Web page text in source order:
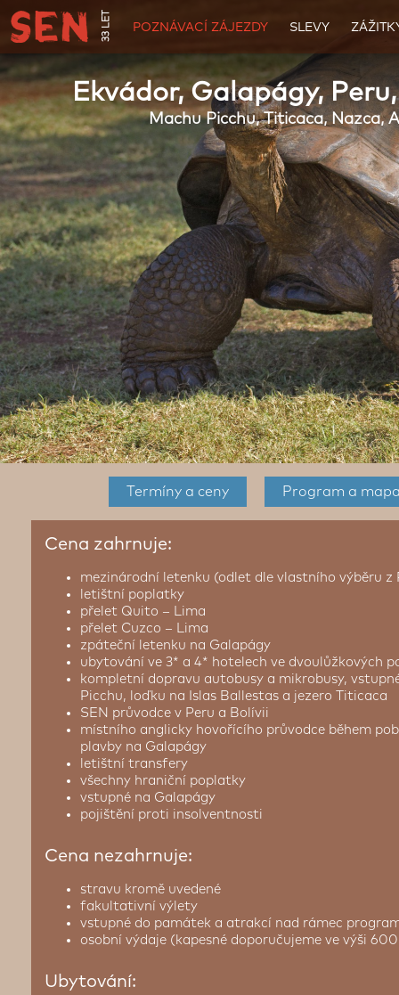
33 LET POZNÁVACÍ ZÁJEZDY SLEVY
Ekvádor, Galapágy,
Machu Picchu, Titicaca, Nazca,
Termíny a ceny Program a mapa
Cena zahrnuje:
mezinárodní letenku (odlet dle vlastního výběru z
letištní poplatky
přelet Quito – Lima
přelet Cuzco – Lima
zpáteční letenku na Galapágy
ubytování ve 3* a 4* hotelech ve dvoulůžkových
kompletní dopravu autobusy a mikrobusy,
Picchu, loďku na Islas Ballestas a jezero Titicaca
SEN průvodce v Peru a Bolívii
místního anglicky hovořícího průvodce během
plavby na Galapágy
letištní transfery
všechny hraniční poplatky
vstupné na Galapágy
pojištění proti insolventnosti
Cena nezahrnuje:
stravu kromě uvedené
fakultativní výlety
vstupné do památek a atrakcí nad rámec
osobní výdaje (kapesné doporučujeme ve výši
Ubytování: